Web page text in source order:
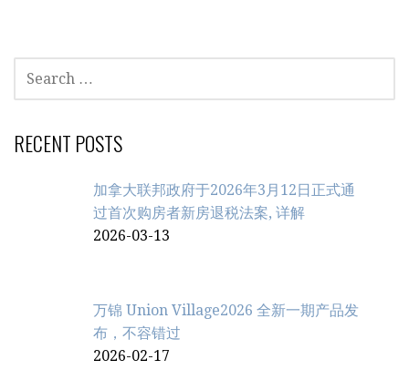
SEARCH
FOR:
RECENT POSTS
加拿大联邦政府于2026年3月12日正式通
过首次购房者新房退税法案, 详解
2026-03-13
万锦 Union Village2026 全新一期产品发
布，不容错过
2026-02-17